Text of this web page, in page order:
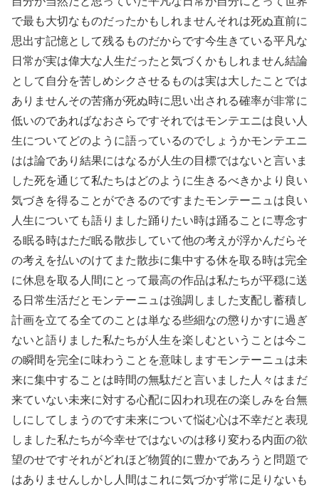
で最も大切なものだったかもしれませんそれは死ぬ直前に
思出す記憶として残るものだからです今生きている平凡な
日常が実は偉大な人生だったと気づくかもしれません結論
として自分を苦しめシクさせるものは実は大したことでは
ありませんその苦痛が死ぬ時に思い出される確率が非常に
低いのであればなおさらですそれではモンテエニは良い人
生についてどのように語っているのでしょうかモンテエニ
はは論であり結果にはなるが人生の目標ではないと言いま
した死を通じて私たちはどのように生きるべきかより良い
気づきを得ることができるのですまたモンテーニュは良い
人生についても語りました踊りたい時は踊ることに専念す
る眠る時はただ眠る散歩していて他の考えが浮かんだらそ
の考えを払いのけてまた散歩に集中する休を取る時は完全
に休息を取る人間にとって最高の作品は私たちが平穏に送
る日常生活だとモンテーニュは強調しました支配し蓄積し
計画を立てる全てのことは単なる些細なの懲りかすに過ぎ
ないと語りました私たちが人生を楽しむということは今こ
の瞬間を完全に味わうことを意味しますモンテーニュは未
来に集中することは時間の無駄だと言いました人々はまだ
来ていない未来に対する心配に囚われ現在の楽しみを台無
しにしてしまうのです未来について悩む心は不幸だと表現
しました私たちが今幸せではないのは移り変わる内面の欲
望のせですそれがどれほど物質的に豊かであろうと問題で
はありませんしかし人間はこれに気づかず常に足りないも